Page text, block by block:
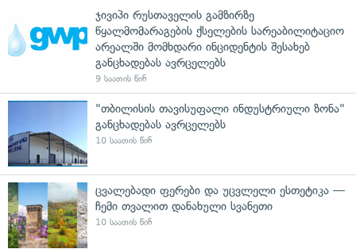
ჯივიპი რუსთაველის გამზირზე
წყალმომარაგების ქსელების სარეაბილიტაციო
არეალში მომხდარი ინციდენტის შესახებ
განცხადებას ავრცელებს
9 საათის წინ
"თბილისის თავისუფალი ინდუსტრიული ზონა"
განცხადებას ავრცელებს
10 საათის წინ
ცვალებადი ფერები და უცვლელი ესთეტიკა —
ჩემი თვალით დანახული სვანეთი
10 საათის წინ